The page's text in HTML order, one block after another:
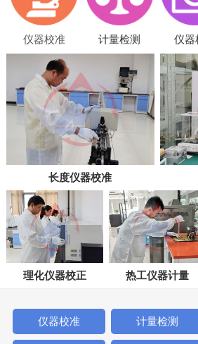
仪器校准 计量检测 仪器
长度仪器校准
理化仪器校正 热工仪器计量
仪器校准 计量检测